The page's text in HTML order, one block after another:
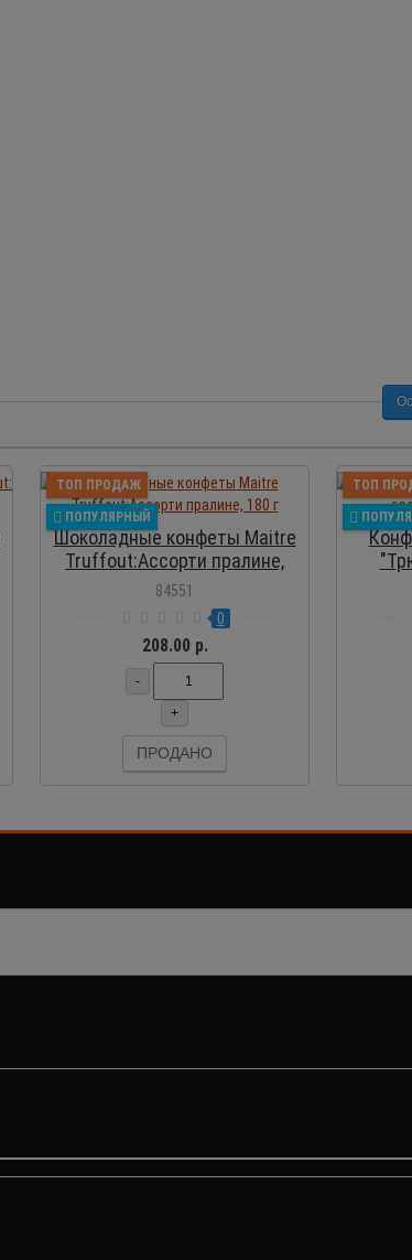
ПРОСМОТР
ТОП ПРОДАЖ
ПОПУЛЯРНЫЙ
Шоколадные конфеты Maitre
Truffout:Ассорти пралине,
180 г
84551
0
208.00 р.
-
+
ПРОДАНО
ТОП